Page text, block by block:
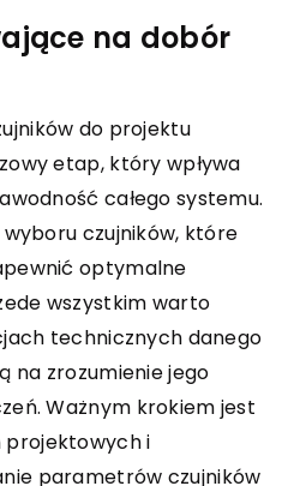
na dobór
do projektu
etap, który wpływa
całego systemu.
czujników, które
optymalne
wszystkim warto
technicznych danego
na zrozumienie jego
Ważnym krokiem jest
projektowych i
parametrów czujników